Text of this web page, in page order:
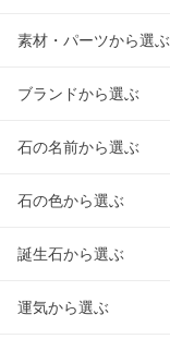
素材・パーツから選ぶ
ブランドから選ぶ
石の名前から選ぶ
石の色から選ぶ
誕生石から選ぶ
運気から選ぶ